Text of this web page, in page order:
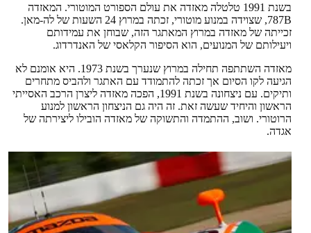
בשנת 1991 טלטלה מאזדה את עולם הספורט המוטורי. המאזדה
787B, שצוידה במנוע מוטורי, זכתה במרוץ 24 השעות של לה-מאן.
זכייתה של מאזדה במרוץ המאתגר הזה, שבוחן את עמידותם
ויעילותם של המנועים, הוא הסיפור הקלאסי של האנדרדוג.
מאזדה השתתפה תחילה במרוץ שנערך בשנת 1973. היא אומנם לא
הגיעה לקו הסיום אך זכתה להתמודד עם האתגר ולהביס מתחרים
ותיקים. עם ניצחונה בשנת 1991, הפכה מאזדה ליצרן הרכב האסייתי
הראשון והיחיד שעשה זאת. זה היה גם הניצחון הראשון למנוע
הרוטורי. ושוב, ההתמדה והתשוקה של מאזדה הובילו ליצירתה של
אגדה.